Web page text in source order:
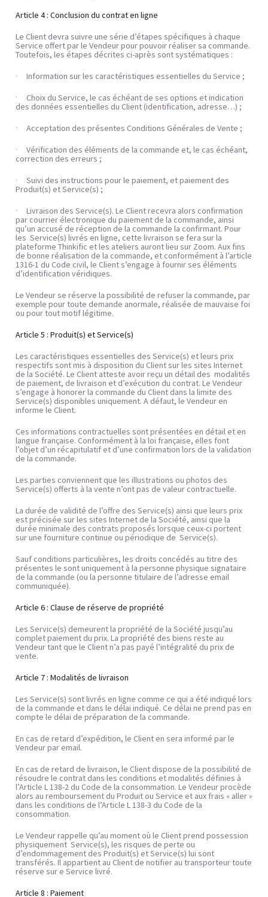
Article 4 : Conclusion du contrat en ligne
Le Client devra suivre une série d’étapes spécifiques à chaque
Service offert par le Vendeur pour pouvoir réaliser sa commande.
Toutefois, les étapes décrites ci-après sont systématiques :
· Information sur les caractéristiques essentielles du Service ;
· Choix du Service, le cas échéant de ses options et indication
des données essentielles du Client (identification, adresse…) ;
· Acceptation des présentes Conditions Générales de Vente ;
· Vérification des éléments de la commande et, le cas échéant,
correction des erreurs ;
· Suivi des instructions pour le paiement, et paiement des
Produit(s) et Service(s) ;
· Livraison des Service(s). Le Client recevra alors confirmation
par courrier électronique du paiement de la commande, ainsi
qu’un accusé de réception de la commande la confirmant. Pour
les  Service(s) livrés en ligne, cette livraison se fera sur la
plateforme Thinkific et les ateliers auront lieu sur Zoom. Aux fins
de bonne réalisation de la commande, et conformément à l’article
1316-1 du Code civil, le Client s’engage à fournir ses éléments
d’identification véridiques.
Le Vendeur se réserve la possibilité de refuser la commande, par
exemple pour toute demande anormale, réalisée de mauvaise foi
ou pour tout motif légitime.
Article 5 : Produit(s) et Service(s)
Les caractéristiques essentielles des Service(s) et leurs prix
respectifs sont mis à disposition du Client sur les sites Internet
de la Société. Le Client atteste avoir reçu un détail des  modalités
de paiement, de livraison et d’exécution du contrat. Le Vendeur
s’engage à honorer la commande du Client dans la limite des
Service(s) disponibles uniquement. A défaut, le Vendeur en
informe le Client.
Ces informations contractuelles sont présentées en détail et en
langue française. Conformément à la loi française, elles font
l’objet d’un récapitulatif et d’une confirmation lors de la validation
de la commande.
Les parties conviennent que les illustrations ou photos des
Service(s) offerts à la vente n’ont pas de valeur contractuelle.
La durée de validité de l’offre des Service(s) ainsi que leurs prix
est précisée sur les sites Internet de la Société, ainsi que la
durée minimale des contrats proposés lorsque ceux-ci portent
sur une fourniture continue ou périodique de  Service(s).
Sauf conditions particulières, les droits concédés au titre des
présentes le sont uniquement à la personne physique signataire
de la commande (ou la personne titulaire de l’adresse email
communiquée).
Article 6 : Clause de réserve de propriété
Les Service(s) demeurent la propriété de la Société jusqu’au
complet paiement du prix. La propriété des biens reste au
Vendeur tant que le Client n’a pas payé l’intégralité du prix de
vente.
Article 7 : Modalités de livraison
Les Service(s) sont livrés en ligne comme ce qui a été indiqué lors
de la commande et dans le délai indiqué. Ce délai ne prend pas en
compte le délai de préparation de la commande.
En cas de retard d’expédition, le Client en sera informé par le
Vendeur par email.
En cas de retard de livraison, le Client dispose de la possibilité de
résoudre le contrat dans les conditions et modalités définies à
l’Article L 138-2 du Code de la consommation. Le Vendeur procède
alors au remboursement du Produit ou Service et aux frais « aller »
dans les conditions de l’Article L 138-3 du Code de la
consommation.
Le Vendeur rappelle qu’au moment où le Client prend possession
physiquement  Service(s), les risques de perte ou
d’endommagement des Produit(s) et Service(s) lui sont
transférés. Il appartient au Client de notifier au transporteur toute
réserve sur e Service livré.
Article 8 : Paiement